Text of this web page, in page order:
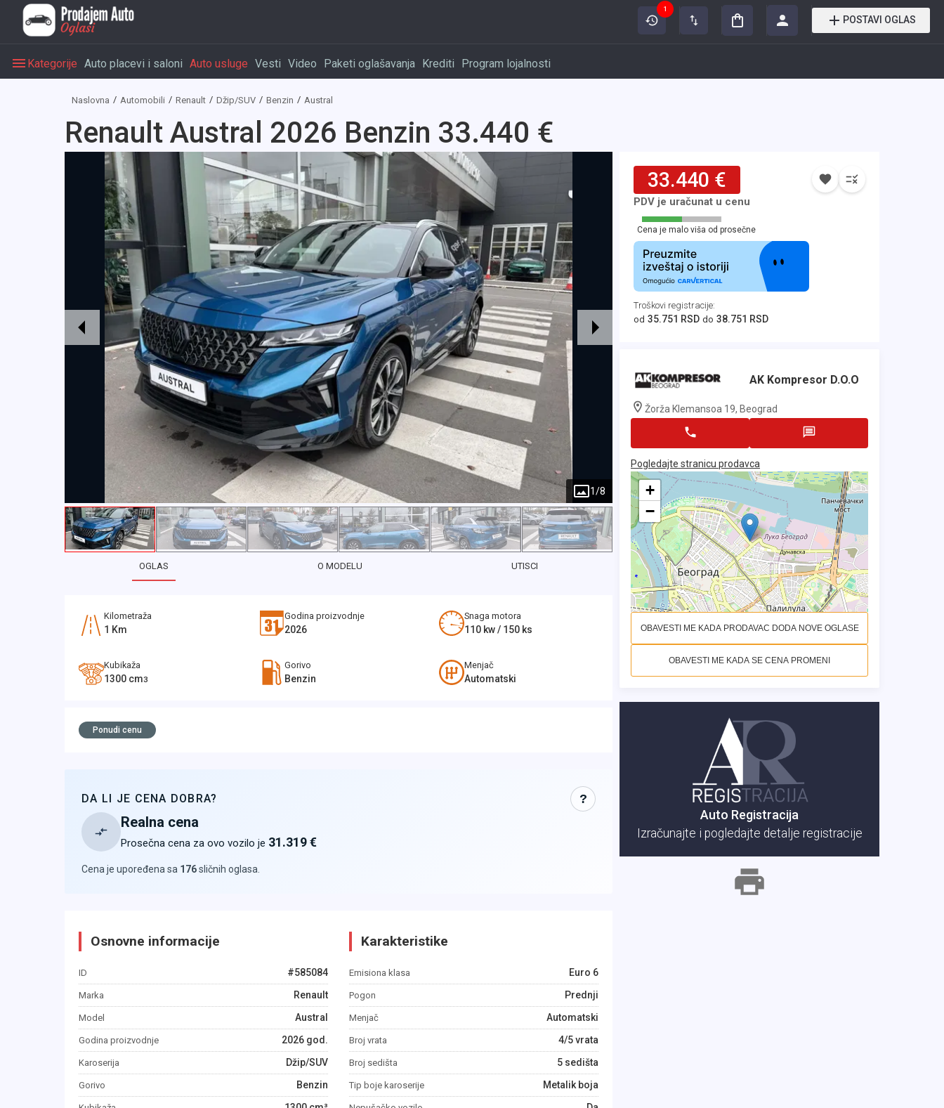
1
POSTAVI OGLAS
Kategorije Auto placevi i saloni Auto usluge Vesti Video Paketi oglašavanja Krediti Program lojalnosti
Naslovna Automobili Renault Džip/SUV Benzin Austral
Renault Austral 2026 Benzin 33.440 €
1/8
OGLAS O MODELU UTISCI
Kilometraža
1 Km
Godina proizvodnje
2026
Snaga motora
110 kw / 150 ks
Kubikaža
1300 cm3
Gorivo
Benzin
Menjač
Automatski
Ponudi cenu
DA LI JE CENA DOBRA? ?
Realna cena
Prosečna cena za ovo vozilo je 31.319 €
Cena je upoređena sa 176sličnih oglasa
Osnovne informacije
ID #585084
Marka Renault
Model Austral
Godina proizvodnje 2026 god.
Karoserija Džip/SUV
Gorivo Benzin
Karakteristike
Emisiona klasa Euro 6
Pogon Prednji
Menjač Automatski
Broj vrata 4/5 vrata
Broj sedišta 5 sedišta
Tip boje karoserije Metalik boja
33.440 €
PDV je uračunat u cenu
Cena je malo viša od prosečne
Troškovi registracije:
od 35.751 RSD do 38.751 RSD
AK Kompresor D.o.o
Žorža Klemansoa 19, Beograd
Pogledajte stranicu prodavca
+
−
OBAVESTI ME KADA PRODAVAC DODA NOVE OGLASE
OBAVESTI ME KADA SE CENA PROMENI
Auto Registracija
Izračunajte i pogledajte detalje registracije